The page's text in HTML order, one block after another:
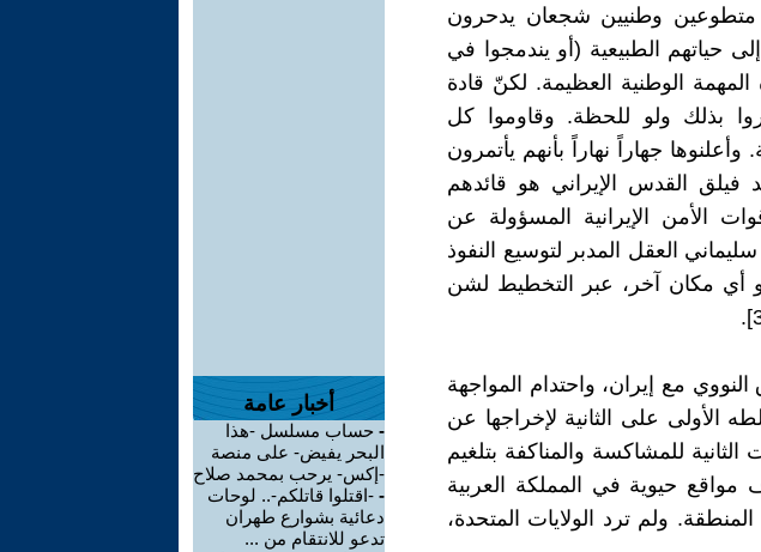
متطوعين وطنيين شجعان يدحرون
حياتهم الطبيعية (أو يندمجوا في
الوطنية العظيمة. لكنّ قادة
بذلك ولو للحظة. وقاوموا كل
جهاراً نهاراً بأنهم يأتمرون
فيلق القدس الإيراني هو قائدهم
الأمن الإيرانية المسؤولة عن
العقل المدبر لتوسيع النفوذ
أو أي مكان آخر، عبر التخطيط لشن
مع إيران، واحتدام المواجهة
الأولى على الثانية لإخراجها عن
للمشاكسة والمناكفة بتلغيم
حيوية في المملكة العربية
ولم ترد الولايات المتحدة،
أخبار عامة
- حساب مسلسل -هذا
البحر يفيض- على منصة
-إكس- يرحب بمحمد صلاح
- -اقتلوا قاتلكم-.. لوحات
دعائية بشوارع طهران
تدعو للانتقام من ...